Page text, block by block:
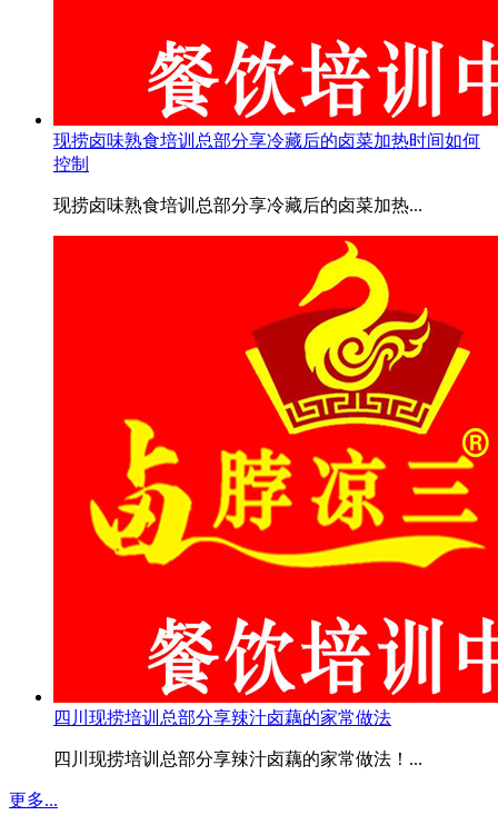
现捞卤味熟食培训总部分享冷藏后的卤菜加热时间如何
控制
现捞卤味熟食培训总部分享冷藏后的卤菜加热...
四川现捞培训总部分享辣汁卤藕的家常做法
四川现捞培训总部分享辣汁卤藕的家常做法！...
更多...